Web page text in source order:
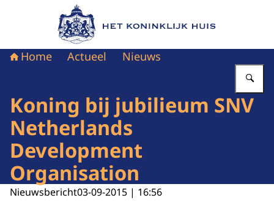
Naar de homepage van Het Koninklijk Huis
Home Actueel Nieuws
Koning bij jubilieum SNV
Netherlands
Development
Organisation
Nieuwsbericht03-09-2015 | 16:56